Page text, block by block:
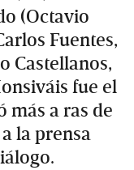
(Octavio
Fuentes,
Castellanos,
fue el
más a ras de
la prensa